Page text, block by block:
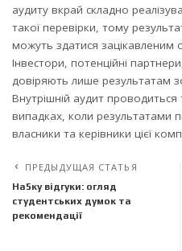
аудиту вкрай складно
такої перевірки, тому
можуть здатися
Інвестори, потенційні
довіряють лише результатам
Внутрішній аудит
випадках, коли результатами
власники та керівники цієї
ПРЕДЫДУЩАЯ СТАТЬЯ
На5ку відгуки: огляд
студентських думок та
рекомендації